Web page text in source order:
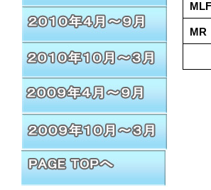
MLF
MR